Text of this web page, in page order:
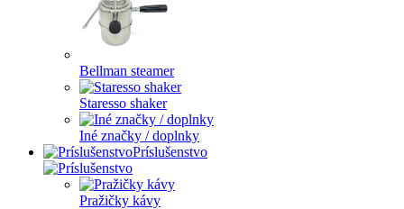
Bellman steamer
Staresso shaker
Iné značky / doplnky
Príslušenstvo
Pražičky kávy